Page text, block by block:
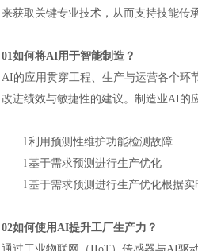
来获取关键专业技术，从而支持技能传
01如何将AI用于智能制造？
AI的应用贯穿工程、生产与运营各个环
改进绩效与敏捷性的建议。制造业AI的
l利用预测性维护功能检测故障
l基于需求预测进行生产优化
l基于需求预测进行生产优化根据实
02如何使用AI提升工厂生产力？